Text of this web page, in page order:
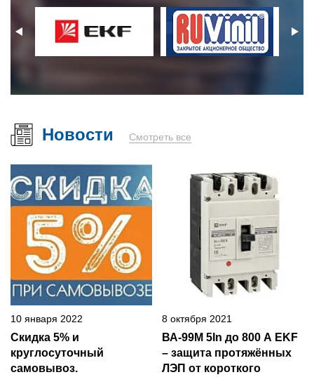
Новости Смотреть все
10 января 2022
Скидка 5% и
круглосуточный
самовывоз.
8 октября 2021
ВА-99М 5In до 800 А EKF
– защита протяжённых
ЛЭП от короткого